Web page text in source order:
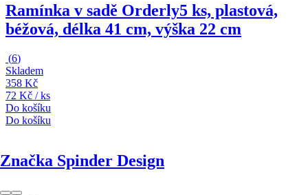
Ramínka v sadě Orderly5 ks, plastová,
béžová, délka 41 cm, výška 22 cm
(6)
Skladem
358 Kč
72 Kč / ks
Do košíku
Do košíku
Značka Spinder Design